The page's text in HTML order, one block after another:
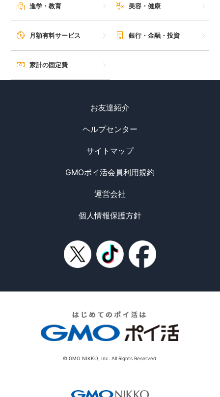
進学・教育 美容・健康
月額有料サービス 銀行・金融・投資
家計の固定費
お友達紹介
ヘルプセンター
サイトマップ
GMOポイ活会員利用規約
運営会社
個人情報保護方針
© GMO NIKKO, Inc. All Rights Reserved.